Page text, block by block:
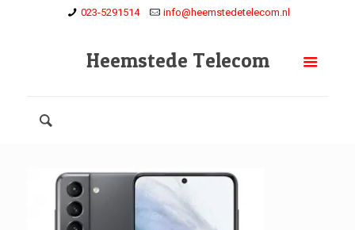
023-5291514 info@heemstedetelecom.nl
Heemstede Telecom